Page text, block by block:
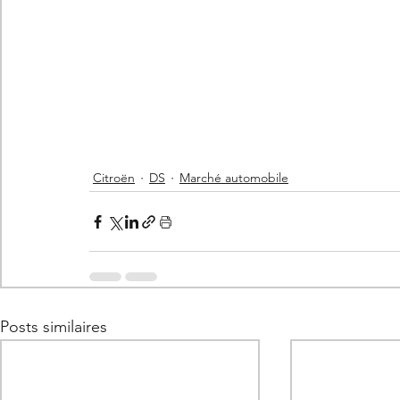
Citroën DS Marché automobile
Posts similaires